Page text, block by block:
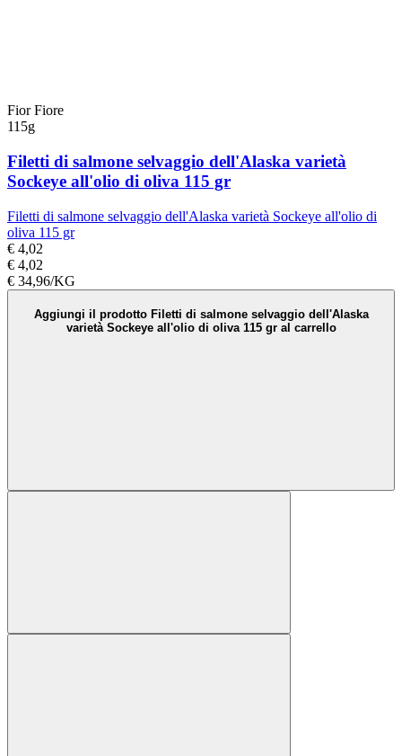
Fior Fiore
115g
Filetti di salmone selvaggio dell'Alaska varietà
Sockeye all'olio di oliva 115 gr
Filetti di salmone selvaggio dell'Alaska varietà Sockeye all'olio di
oliva 115 gr
€ 4,02
€ 4,02
€ 34,96/KG
Aggiungi il prodotto Filetti di salmone selvaggio dell'Alaska
varietà Sockeye all'olio di oliva 115 gr al carrello